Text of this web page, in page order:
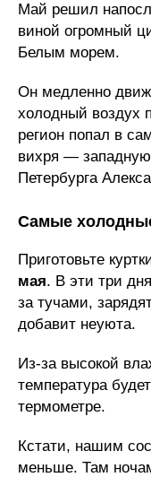
Май решил
виной огромный
Белым морем.
Он медленно
холодный воздух
регион попал в
вихря —
Петербурга
Самые
Приготовьте
мая. В эти три
за тучами,
добавит неуюта.
Из-за высокой
температура
термометре.
Кстати, нашим
меньше. Там